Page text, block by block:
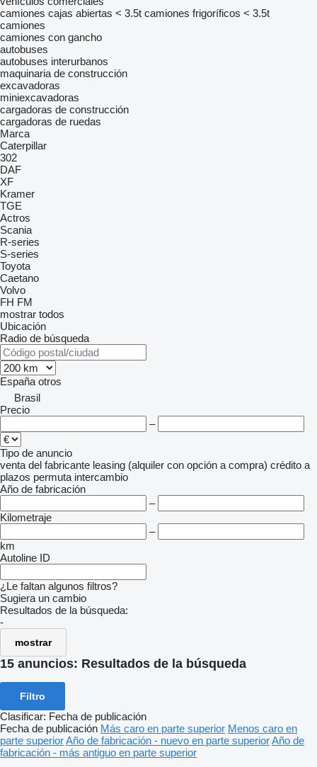
camiones cajas abiertas < 3.5t camiones frigoríficos < 3.5t
camiones
camiones con gancho
autobuses
autobuses interurbanos
maquinaria de construcción
excavadoras
miniexcavadoras
cargadoras de construcción
cargadoras de ruedas
Marca
Caterpillar
302
DAF
XF
Kramer
TGE
Actros
Scania
R-series
S-series
Toyota
Caetano
Volvo
FH FM
mostrar todos
Ubicación
Radio de búsqueda
España otros
Brasil
Precio
–
Tipo de anuncio
venta del fabricante leasing (alquiler con opción a compra) crédito a
plazos permuta intercambio
Año de fabricación
–
Kilometraje
–
km
Autoline ID
¿Le faltan algunos filtros?
Sugiera un cambio
Resultados de la búsqueda:
-
mostrar
15 anuncios: Resultados de la búsqueda
Filtro
Clasificar: Fecha de publicación
Fecha de publicación Más caro en parte superior Menos caro en
parte superiorAño de fabricación - nuevo en parte superiorAño de
fabricación - más antiguo en parte superior